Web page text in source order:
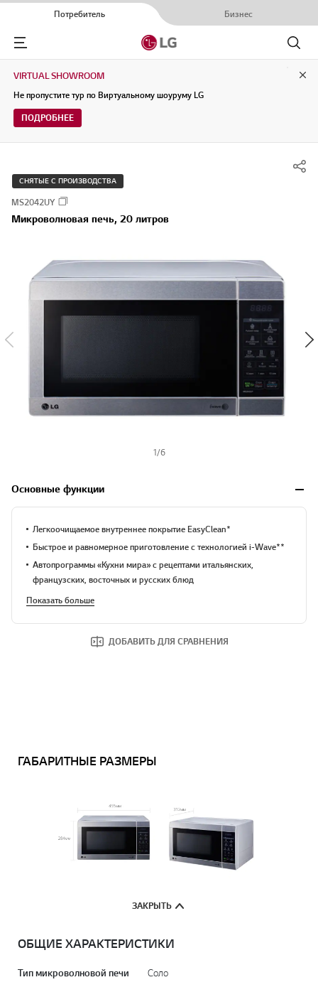
Потребитель Бизнес
Menu
Поиск
VIRTUAL SHOWROOM
Не пропустите тур по Виртуальному шоуруму LG
ПОДРОБНЕЕ
СНЯТЫЕ С ПРОИЗВОДСТВА
MS2042UY
Микроволновая печь, 20 литров
1/6
Основные функции
Легкоочищаемое внутреннее покрытие EasyClean*
Быстрое и равномерное приготовление с технологией i-Wave**
Автопрограммы «Кухни мира» с рецептами итальянских,
французских, восточных и русских блюд
Показать больше
ДОБАВИТЬ ДЛЯ СРАВНЕНИЯ
ГАБАРИТНЫЕ РАЗМЕРЫ
ЗАКРЫТЬ
ОБЩИЕ ХАРАКТЕРИСТИКИ
Тип микроволновой печи Соло